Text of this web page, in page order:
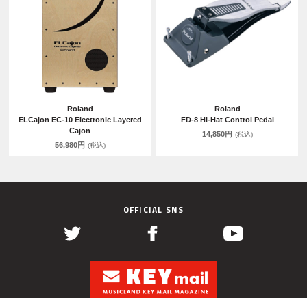
Roland
ELCajon EC-10 Electronic Layered
Cajon
56,980円 (税込)
Roland
FD-8 Hi-Hat Control Pedal
14,850円 (税込)
OFFICIAL SNS